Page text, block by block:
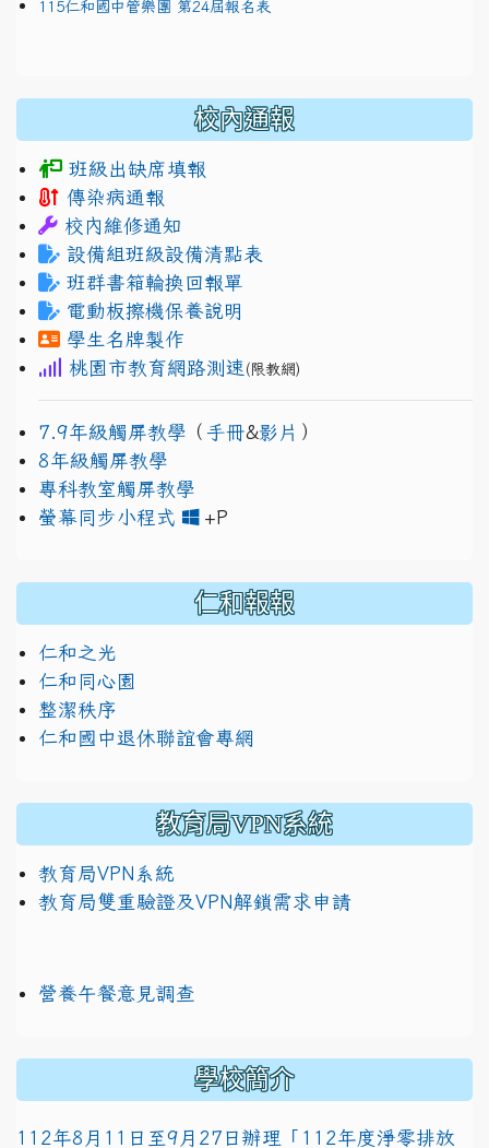
115仁和國中管樂團 第24屆報名表
校內通報
班級出缺席填報
傳染病通報
校內維修通知
設備組班級設備清點表
班群書箱輪換回報單
電動板擦機保養說明
學生名牌製作
桃園市教育網路測速 (限教網)
7.9年級觸屏教學 （ 手冊&影片 ）
8年級觸屏教學
專科教室觸屏教學
螢幕同步小程式
+P
仁和報報
仁和之光
仁和同心園
整潔秩序
仁和國中退休聯誼會專網
教育局VPN系統
教育局VPN系統
教育局雙重驗證及VPN解鎖需求申請
營養午餐意見調查
學校簡介
112年8月11日至9月27日辦理「112年度淨零排放